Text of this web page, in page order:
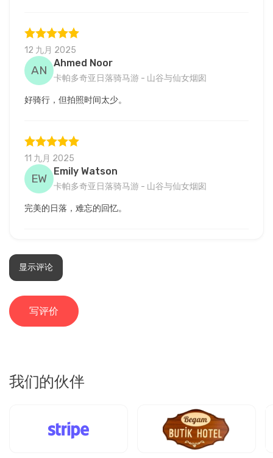
12 九月 2025
AN
Ahmed Noor
卡帕多奇亚日落骑马游 - 山谷与仙女烟囱
好骑行，但拍照时间太少。
11 九月 2025
EW
Emily Watson
卡帕多奇亚日落骑马游 - 山谷与仙女烟囱
完美的日落，难忘的回忆。
13 五月 2025
Fatoumata Diarra
卡帕多奇亚日落骑马游 - 山谷与仙女烟囱
喜欢宁静的氛围，和导游在一起感到很安全。
18 六月 2025
Lucas Moretti
精彩的旅行，马儿很安静，风景令人难以置信。
显示评论
写评价
我们的伙伴